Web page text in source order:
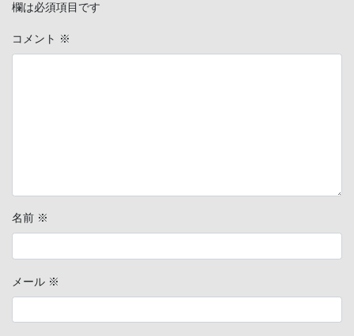
欄は必須項目です
コメント ※
名前 ※
メール ※